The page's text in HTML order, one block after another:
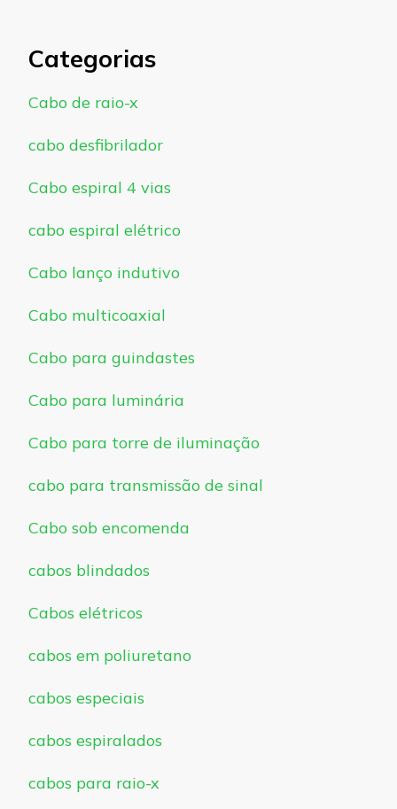
Categorias
Cabo de raio-x
cabo desfibrilador
Cabo espiral 4 vias
cabo espiral elétrico
Cabo lanço indutivo
Cabo multicoaxial
Cabo para guindastes
Cabo para luminária
Cabo para torre de iluminação
cabo para transmissão de sinal
Cabo sob encomenda
cabos blindados
Cabos elétricos
cabos em poliuretano
cabos especiais
cabos espiralados
cabos para raio-x